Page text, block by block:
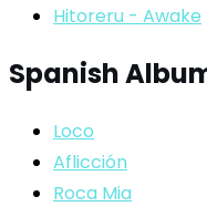
Hitoreru - Awake
Spanish
Loco
Aflicción
Roca Mia